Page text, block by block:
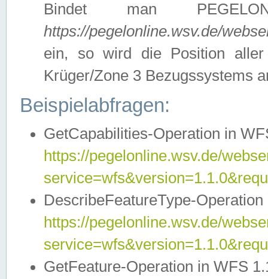
Bindet man
https://pegelonline.wsv.de/
ein, so wird die Position
Krüger/Zone 3 Bezugssystems
Beispielabfragen:
GetCapabilities-Operation in
https://pegelonline.wsv.de/
DescribeFeatureType-
https://pegelonline.wsv.de/
GetFeature-Operation in WFS